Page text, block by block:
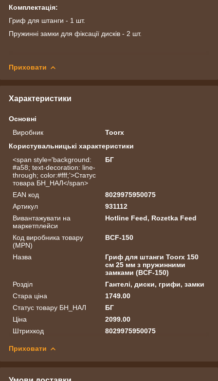
Комплектація:
Гриф для штанги - 1 шт.
Пружинні замки для фіксації дисків - 2 шт.
Приховати
Характеристики
Основні
Виробник
Toorx
Користувальницькі характеристики
<span style='background:
#a58; text-decoration: line-
through; color:#fff;'>Статус
товара БН_НАЛ</span>
БГ
EAN код
8029975950075
Артикул
931112
Вивантажувати на
маркетплейси
Hotline Feed, Rozetka Feed
Код виробника товару
(MPN)
BCF-150
Назва
Гриф для штанги Toorx 150
см 25 мм з пружинними
замками (BCF-150)
Розділ
Гантелі, диски, грифи, замки
Стара ціна
1749.00
Статус товару БН_НАЛ
БГ
Ціна
2099.00
Штрихкод
8029975950075
Приховати